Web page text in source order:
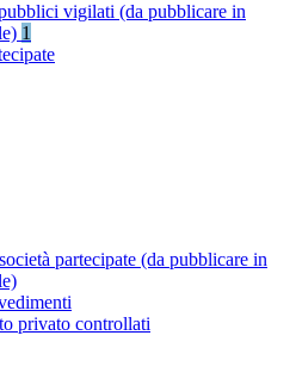
vigilati (da pubblicare in
1
partecipate (da pubblicare in
privato controllati